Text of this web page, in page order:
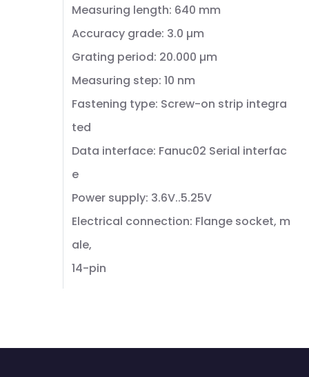
Measuring length: 640 mm
Accuracy grade: 3.0 µm
Grating period: 20.000 µm
Measuring step: 10 nm
Fastening type: Screw-on strip integra
ted
Data interface: Fanuc02 Serial interfac
e
Power supply: 3.6V..5.25V
Electrical connection: Flange socket, m
ale,
14-pin